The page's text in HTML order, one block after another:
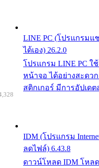
LINE PC (โปรแกรมแ
ได้เอง) 26.2.0
โปรแกรม LINE PC
หน้าจอ ได้อย่างสะดว
สติกเกอร์ มีการอัปเดต
IDM (โปรแกรม
ลดไฟล์) 6.43.8
ดาวน์โหลด IDM โหลด